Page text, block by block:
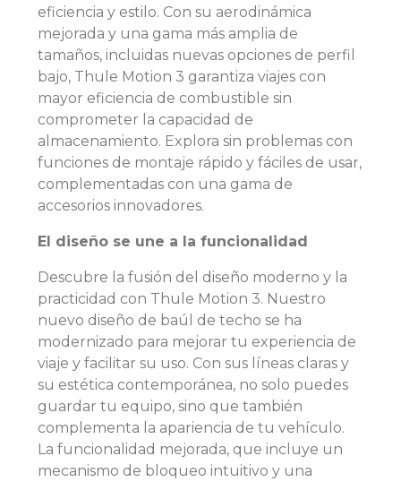
eficiencia y estilo. Con su aerodinámica
mejorada y una gama más amplia de
tamaños, incluidas nuevas opciones de perfil
bajo, Thule Motion 3 garantiza viajes con
mayor eficiencia de combustible sin
comprometer la capacidad de
almacenamiento. Explora sin problemas con
funciones de montaje rápido y fáciles de usar,
complementadas con una gama de
accesorios innovadores.
El diseño se une a la funcionalidad
Descubre la fusión del diseño moderno y la
practicidad con Thule Motion 3. Nuestro
nuevo diseño de baúl de techo se ha
modernizado para mejorar tu experiencia de
viaje y facilitar su uso. Con sus líneas claras y
su estética contemporánea, no solo puedes
guardar tu equipo, sino que también
complementa la apariencia de tu vehículo.
La funcionalidad mejorada, que incluye un
mecanismo de bloqueo intuitivo y una